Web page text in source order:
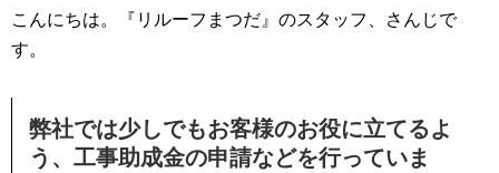
こんにちは。『リルーフまつだ』のスタッフ、さんじで
す。
弊社では少しでもお客様のお役に立てるよ
う、工事助成金の申請などを行っていま